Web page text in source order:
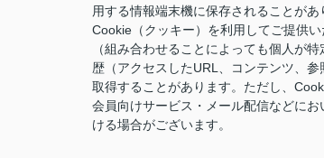
用する情報端末機に保存されることがあ
Cookie（クッキー）を利用してご提供
（組み合わせることによっても個人が
歴（アクセスしたURL、コンテンツ、
取得することがあります。ただし、
会員向けサービス・メール配信などに
ける場合がございます。